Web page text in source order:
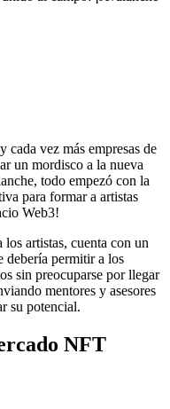
cada vez más empresas de
un mordisco a la nueva
todo empezó con la
para formar a artistas
Web3!
artistas, cuenta con un
debería permitir a los
sin preocuparse por llegar
mentores y asesores
su potencial.
NFT